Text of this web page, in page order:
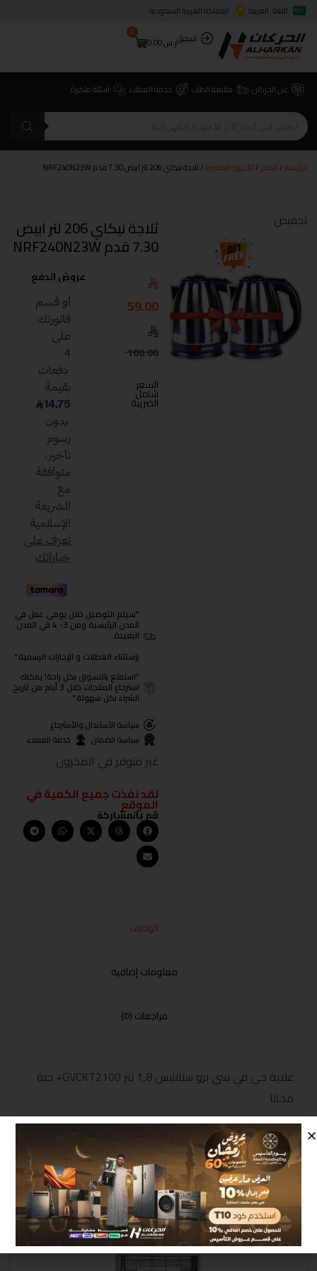
اللغة: العربية
المملكة العربية السعودية
تسجيلر.س0.00
0
عن الحركان متابعة الطلب خدمة العملاء اسئلة متكررة
الرئيسية/المتجر/الأجهزة الصغيرة/ ثلاجة نيكاي 206 لتر ابيض 7.30 قدم NRF240N23W
تخفيض ثلاجة نيكاي 206 لتر ابيض
7.30 قدم NRF240N23W
100.00
59.00
السعر
شامل
الضريبة
عروض الدفع
"سيتم التوصيل خلال يومي عمل في
المدن الرئيسية ومن 3- 4 في المدن
البعيدة.
بإستثناء العطلات و الإجازات الرسمية."
"استمتع بالتسوق بكل راحة! يمكنك
استرجاع المنتجات خلال 3 أيام من تاريخ
الشراء بكل سهولة."
سياسة الأستبدال والأسترجاع
سياسة الضمان
خدمة العملاء
غير متوفر في المخزون
لقد نفذت جميع الكمية في
الموقع
قم بالمشاركة
الوصف
معلومات إضافية
مراجعات (0)
غلاية جي في سي برو ستانليس 1,8 لتر GVCKT2100+ حبة
مجانا
منتجات مشابهة